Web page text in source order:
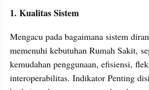
1. Kualitas Sistem
Mengacu pada bagaimana sistem
memenuhi kebutuhan Rumah Sakit,
kemudahan penggunaan, efisiensi,
interoperabilitas. Indikator Penting